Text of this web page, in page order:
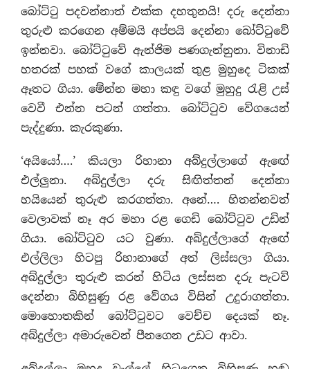
බෝට්ටු පදවන්නාත් එක්ක දහතුනයි! දරු දෙන්නා
තුරුළු කරගෙන අම්මයි අප්පයි දෙන්නා බෝට්ටුවේ
ඉන්නවා. බෝට්ටුවේ ඇන්ජිම පණගැන්නුනා. විනාඩි
හතරක් පහක් වගේ කාලයක් තුළ මුහුදෙ ටිකක්
ඈතට ගියා. මේන්න මහා කඳු වගේ මුහුදු රැළි උස්
වෙවී එන්න පටන් ගත්තා. බෝට්ටුව වේගයෙන්
පැද්දුණා. කැරකුණා.
‘අයියෝ….’ කියලා රිහානා අබ්දුල්ලාගේ ඇඟේ
එල්ලුනා. අබ්දුල්ලා දරු සිඟිත්තන් දෙන්නා
හයියෙන් තුරුළු කරගත්තා. අනේ…. හිතන්නවත්
වෙලාවක් නෑ අර මහා රළ ගෙඩි බෝට්ටුව උඩින්
ගියා. බෝට්ටුව යට වුණා. අබ්දුල්ලාගේ ඇඟේ
එල්ලිලා හිටපු රිහානාගේ අත් ලිස්සලා ගියා.
අබ්දුල්ලා තුරුළු කරන් හිටිය ලස්සන දරු පැටව්
දෙන්නා බිහිසුණු රළ වේගය විසින් උදුරාගත්තා.
මොහොතකින් බෝට්ටුවට වෙච්ච දෙයක් නෑ.
අබ්දුල්ලා අමාරුවෙන් පීනගෙන උඩට ආවා.